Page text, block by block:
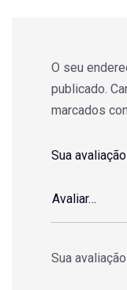
O seu
publicado.
marcados
Sua avaliação
Sua